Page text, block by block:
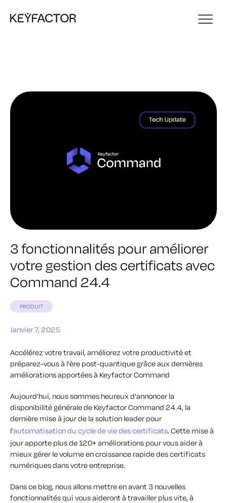
3 fonctionnalités pour améliorer
votre gestion des certificats avec
Command 24.4
PRODUIT
Janvier 7, 2025
Accélérez votre travail, améliorez votre productivité et
préparez-vous à l'ère post-quantique grâce aux dernières
améliorations apportées à Keyfactor Command
Aujourd'hui, nous sommes heureux d'annoncer la
disponibilité générale de Keyfactor Command 24.4, la
dernière mise à jour de la solution leader pour
l'automatisation du cycle de vie des certificats. Cette mise à
jour apporte plus de 120+ améliorations pour vous aider à
mieux gérer le volume en croissance rapide des certificats
numériques dans votre entreprise.
Dans ce blog, nous allons mettre en avant 3 nouvelles
fonctionnalités qui vous aideront à travailler plus vite, à